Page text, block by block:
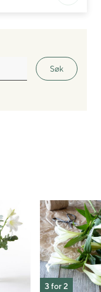
Søk
3 for 2